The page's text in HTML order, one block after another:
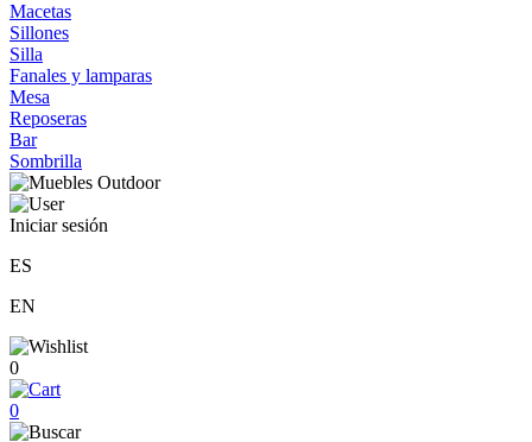
Macetas
Sillones
Silla
Fanales y lamparas
Mesa
Reposeras
Bar
Sombrilla
Iniciar sesión
ES
EN
0
0